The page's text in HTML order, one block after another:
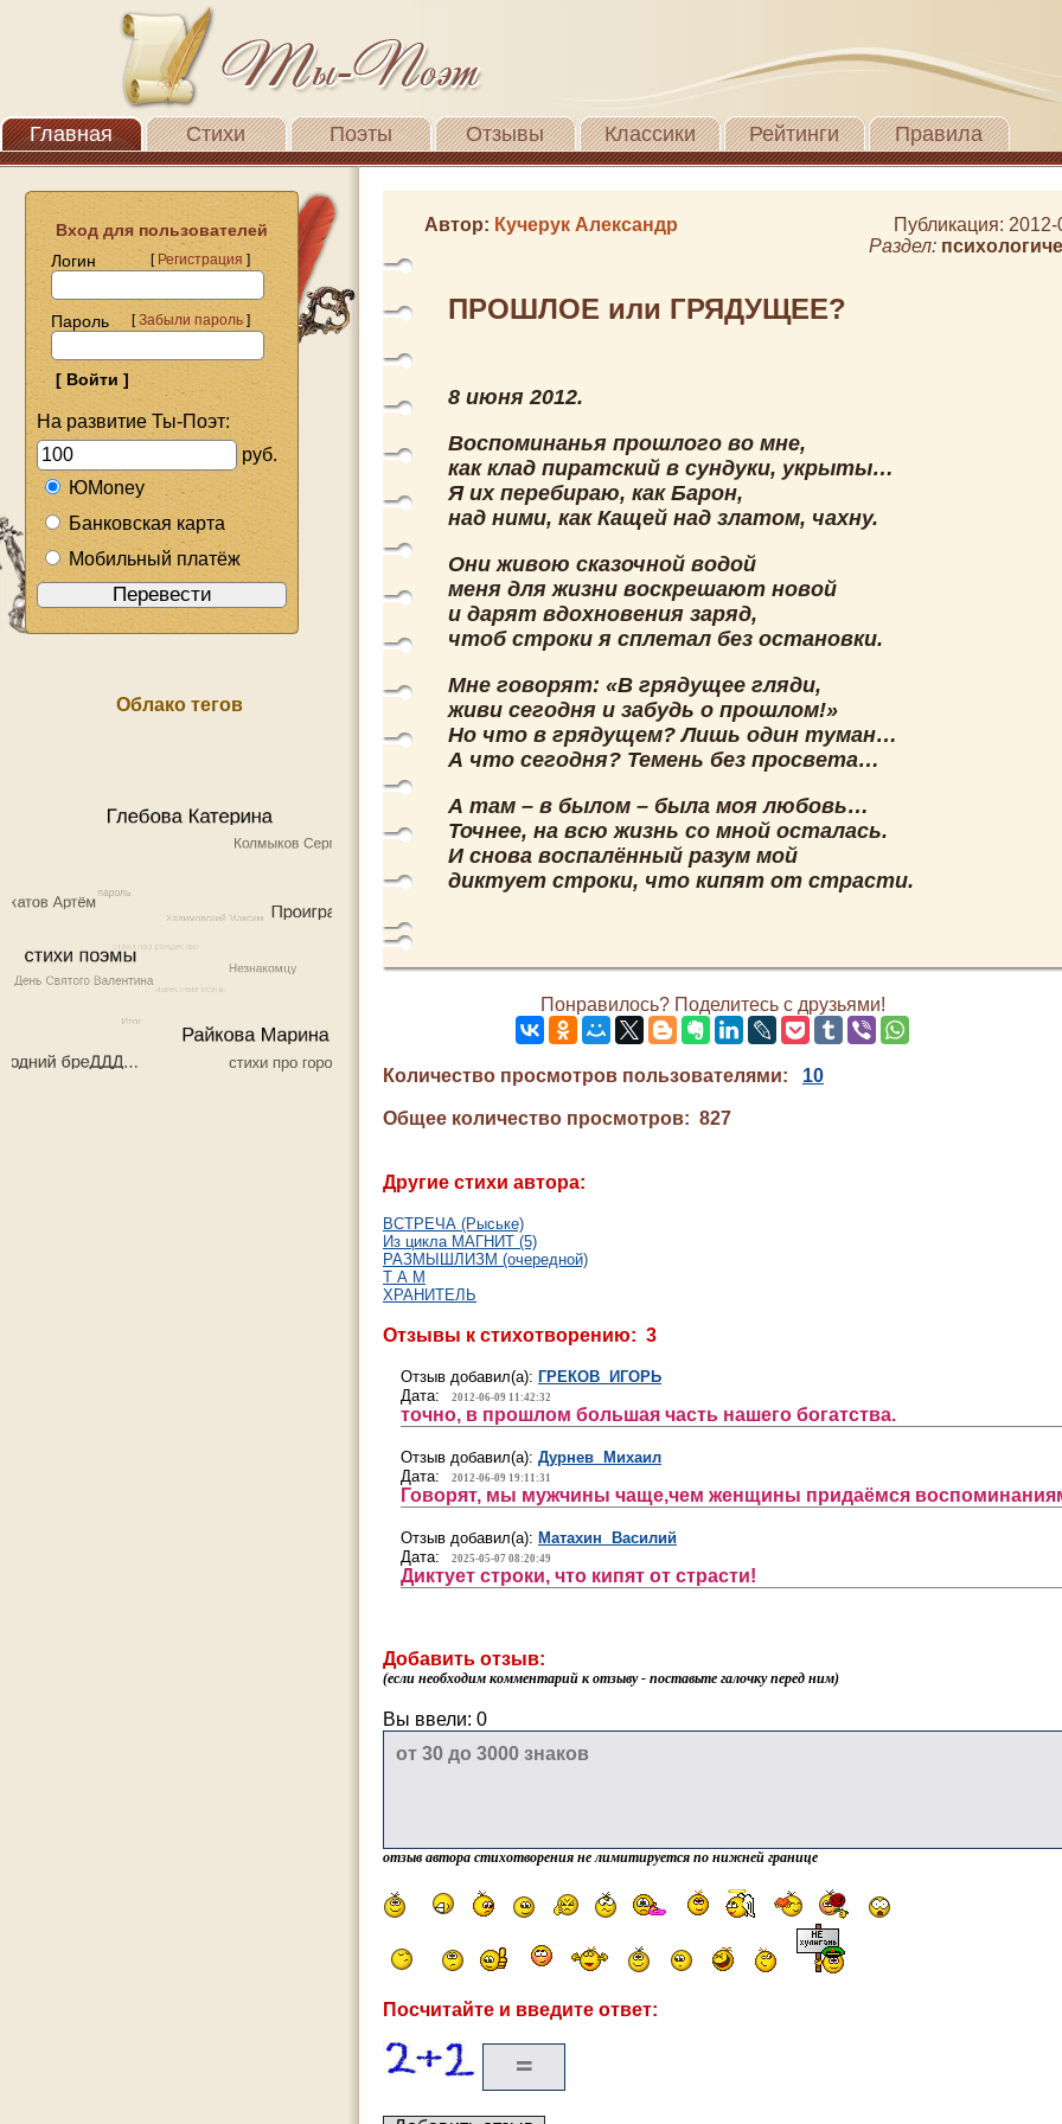
Главная Стихи Поэты Отзывы Классики Рейтинги Правила
Вход для пользователей
Логин
[Регистрация]
Пароль [Забыли пароль]
На развитие Ты-Поэт:
руб.
ЮMoney
Банковская карта
Мобильный платёж
Облако тегов
Автор: Кучерук Александр
Публикация:
Раздел:
ПРОШЛОЕ или ГРЯДУЩЕЕ?
8 июня 2012.
Воспоминанья прошлого во мне,
как клад пиратский в сундуки, укрыты…
Я их перебираю, как Барон,
над ними, как Кащей над златом, чахну.
Они живою сказочной водой
меня для жизни воскрешают новой
и дарят вдохновения заряд,
чтоб строки я сплетал без остановки.
Мне говорят: «В грядущее гляди,
живи сегодня и забудь о прошлом!»
Но что в грядущем? Лишь один туман…
А что сегодня? Темень без просвета…
А там – в былом – была моя любовь…
Точнее, на всю жизнь со мной осталась.
И снова воспалённый разум мой
диктует строки, что кипят от страсти.
Понравилось? Поделитесь с друзьями!
Количество просмотров пользователями: 10
Общее количество просмотров: 827
Другие стихи автора:
ВСТРЕЧА (Рыське)
Из цикла МАГНИТ (5)
РАЗМЫШЛИЗМ (очередной)
Т А М
ХРАНИТЕЛЬ
Отзывы к стихотворению: 3
Отзыв добавил(а): ГРЕКОВ ИГОРЬ
Дата:
2012-06-09 11:42:32
точно, в прошлом большая часть нашего богатства.
Отзыв добавил(а): Дурнев Михаил
Дата:
2012-06-09 19:11:31
Говорят, мы мужчины чаще,чем женщины придаёмся
Отзыв добавил(а): Матахин Василий
Дата:
2025-05-07 08:20:49
Диктует строки, что кипят от страсти!
Добавить отзыв:
(если необходим комментарий к отзыву - поставьте галочку перед ним)
Вы ввели: 0
отзыв автора стихотворения не лимитируется по нижней границе
Посчитайте и введите ответ: